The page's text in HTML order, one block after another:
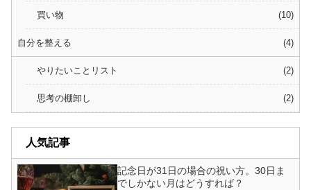
買い物 10
自分を整える 4
やりたいことリスト 2
思考の棚卸し 2
人気記事
記念日が31日の場合の祝い方。30日ま
でしかない月はどうすれば？